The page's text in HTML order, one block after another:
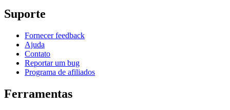
Suporte
Fornecer feedback
Ajuda
Contato
Reportar um bug
Programa de afiliados
Ferramentas